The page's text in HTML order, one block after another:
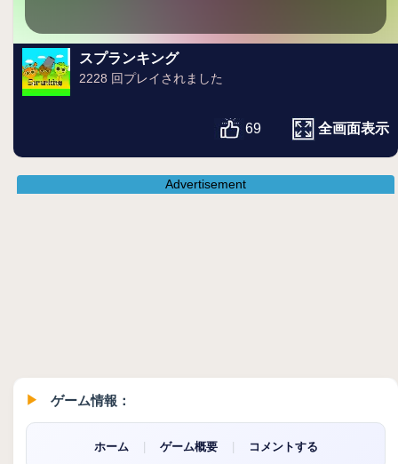
スプランキング
2228 回プレイされました
69 全画面表示
Advertisement
ゲーム情報：
ホーム ゲーム概要 コメントする